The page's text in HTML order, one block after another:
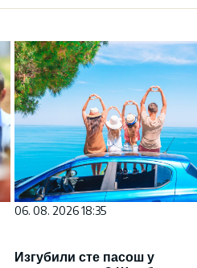
06. 08. 2026 18:35
Изгубили сте пасош у